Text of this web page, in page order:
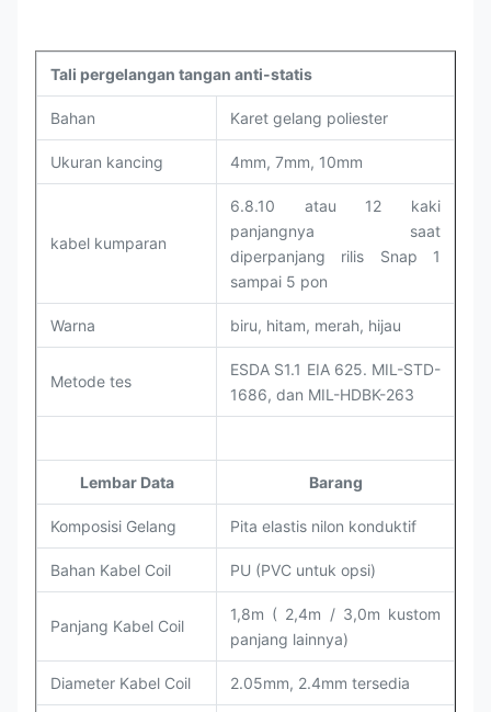
Tali pergelangan tangan anti-statis
Bahan Karet gelang poliester
Ukuran kancing 4mm, 7mm, 10mm
kabel kumparan
6.8.10 atau 12 kaki
panjangnya saat
diperpanjang rilis Snap 1
sampai 5 pon
Warna biru, hitam, merah, hijau
Metode tes
ESDA S1.1 EIA 625. MIL-STD-
1686, dan MIL-HDBK-263
Lembar Data Barang
Komposisi Gelang Pita elastis nilon konduktif
Bahan Kabel Coil PU (PVC untuk opsi)
Panjang Kabel Coil
1,8m ( 2,4m / 3,0m kustom
panjang lainnya)
Diameter Kabel Coil 2.05mm, 2.4mm tersedia